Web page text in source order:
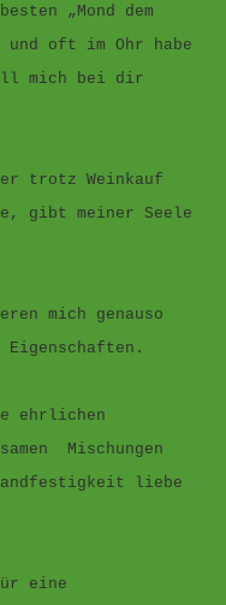
„Mond dem
und oft im Ohr habe
mich bei dir
trotz Weinkauf
gibt meiner Seele
mich genauso
ehrlichen
Mischungen
liebe
eine